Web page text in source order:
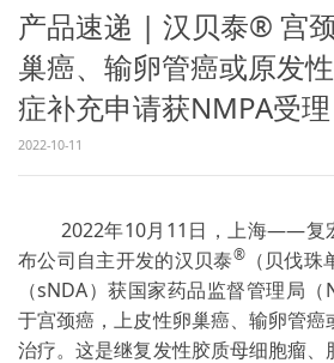
产品速递 | 汉贝泰® 宫
巢癌、输卵管癌或原发
症补充申请获NMPA受理
2022-10-11
2022年10月11日，上海——复宏
布公司自主开发的汉贝泰®（贝伐珠
（sNDA）获国家药品监督管理局
于宫颈癌，上皮性卵巢癌、输卵管
治疗。这是继复发性胶质母细胞瘤